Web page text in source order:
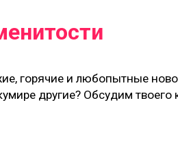
горячие и любопытные
другие? Обсудим твоего